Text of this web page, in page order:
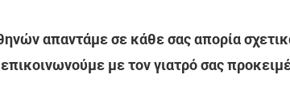
απαντάμε σε κάθε σας απορία
με τον γιατρό σας